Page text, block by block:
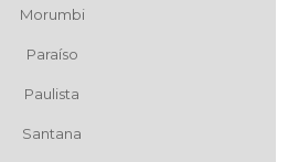
Morumbi
Paraíso
Paulista
Santana